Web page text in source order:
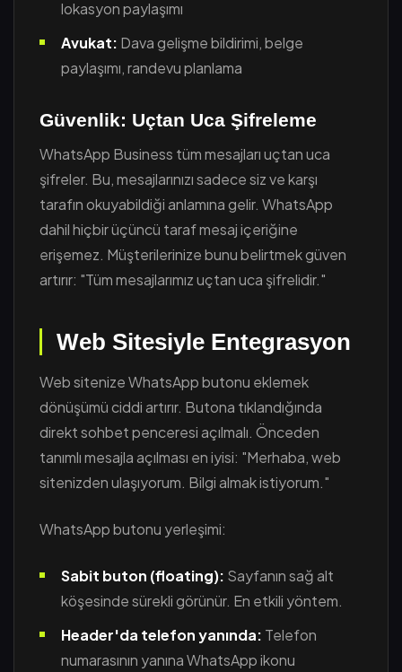
lokasyon paylaşımı
Avukat: Dava gelişme bildirimi, belge
paylaşımı, randevu planlama
Güvenlik: Uçtan Uca Şifreleme
WhatsApp Business tüm mesajları uçtan uca
şifreler. Bu, mesajlarınızı sadece siz ve karşı
tarafın okuyabildiği anlamına gelir. WhatsApp
dahil hiçbir üçüncü taraf mesaj içeriğine
erişemez. Müşterilerinize bunu belirtmek güven
artırır: "Tüm mesajlarımız uçtan uca şifrelidir."
Web Sitesiyle Entegrasyon
Web sitenize WhatsApp butonu eklemek
dönüşümü ciddi artırır. Butona tıklandığında
direkt sohbet penceresi açılmalı. Önceden
tanımlı mesajla açılması en iyisi: "Merhaba, web
sitenizden ulaşıyorum. Bilgi almak istiyorum."
WhatsApp butonu yerleşimi:
Sabit buton (floating): Sayfanın sağ alt
köşesinde sürekli görünür. En etkili yöntem.
Header'da telefon yanında: Telefon
numarasının yanına WhatsApp ikonu